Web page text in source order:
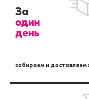
За
один
день
собираем и доставляем